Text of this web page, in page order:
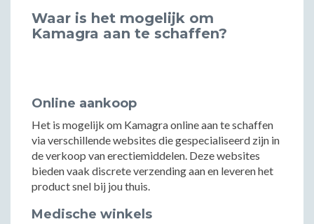
Waar is het mogelijk om
Kamagra aan te schaffen?
Online aankoop
Het is mogelijk om Kamagra online aan te schaffen
via verschillende websites die gespecialiseerd zijn in
de verkoop van erectiemiddelen. Deze websites
bieden vaak discrete verzending aan en leveren het
product snel bij jou thuis.
Medische winkels